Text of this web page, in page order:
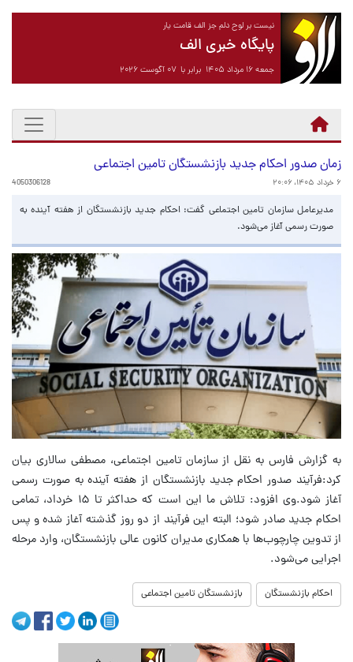
نیست بر لوح دلم جز الف قامت یار
پایگاه خبری الف
جمعه ۱۶ مرداد ۱۴۰۵ برابر با ۰۷ آگوست ۲۰۲۶
زمان صدور احکام جدید بازنشستگان تامین اجتماعی
۶ خرداد ۱۴۰۵، ۲۰:۰۶ 4050306128
مدیرعامل سازمان تامین اجتماعی گفت: احکام جدید بازنشستگان از هفته آینده به
صورت رسمی آغاز می‌شود.
به گزارش فارس به نقل از سازمان تامین اجتماعی، مصطفی سالاری بیان
کرد:فرآیند صدور احکام جدید بازنشستگان از هفته آینده به صورت رسمی
آغاز شود.وی افزود: تلاش ما این است که حداکثر تا ۱۵ خرداد، تمامی
احکام جدید صادر شود؛ البته این فرآیند از دو روز گذشته آغاز شده و پس
از تدوین چارچوب‌ها با همکاری مدیران کانون عالی بازنشستگان، وارد مرحله
اجرایی می‌شود.
احکام بازنشستگان بازنشستگان تامین اجتماعی